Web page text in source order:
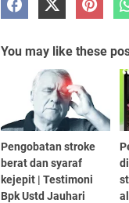
You may like these
Pengobatan stroke
berat dan syaraf
kejepit | Testimoni
Bpk Ustd Jauhari